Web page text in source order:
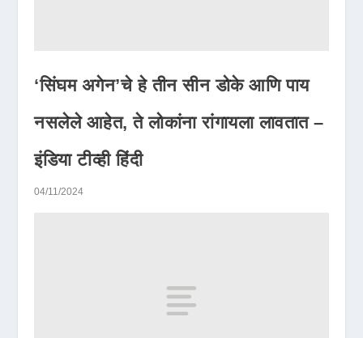
‘सिंघम अगेन’चे हे तीन सीन डोके आणि पाय
नसलेले आहेत, ते लोकांना रांगायला लावतात –
इंडिया टीव्ही हिंदी
04/11/2024